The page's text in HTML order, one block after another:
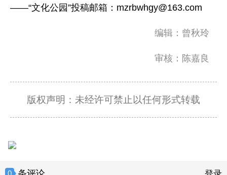
——“文化公园”投稿邮箱：mzrbwhgy@163.com
编辑：曾秋玲
审核：陈嘉良
版权声明：未经许可禁止以任何形式转载
0